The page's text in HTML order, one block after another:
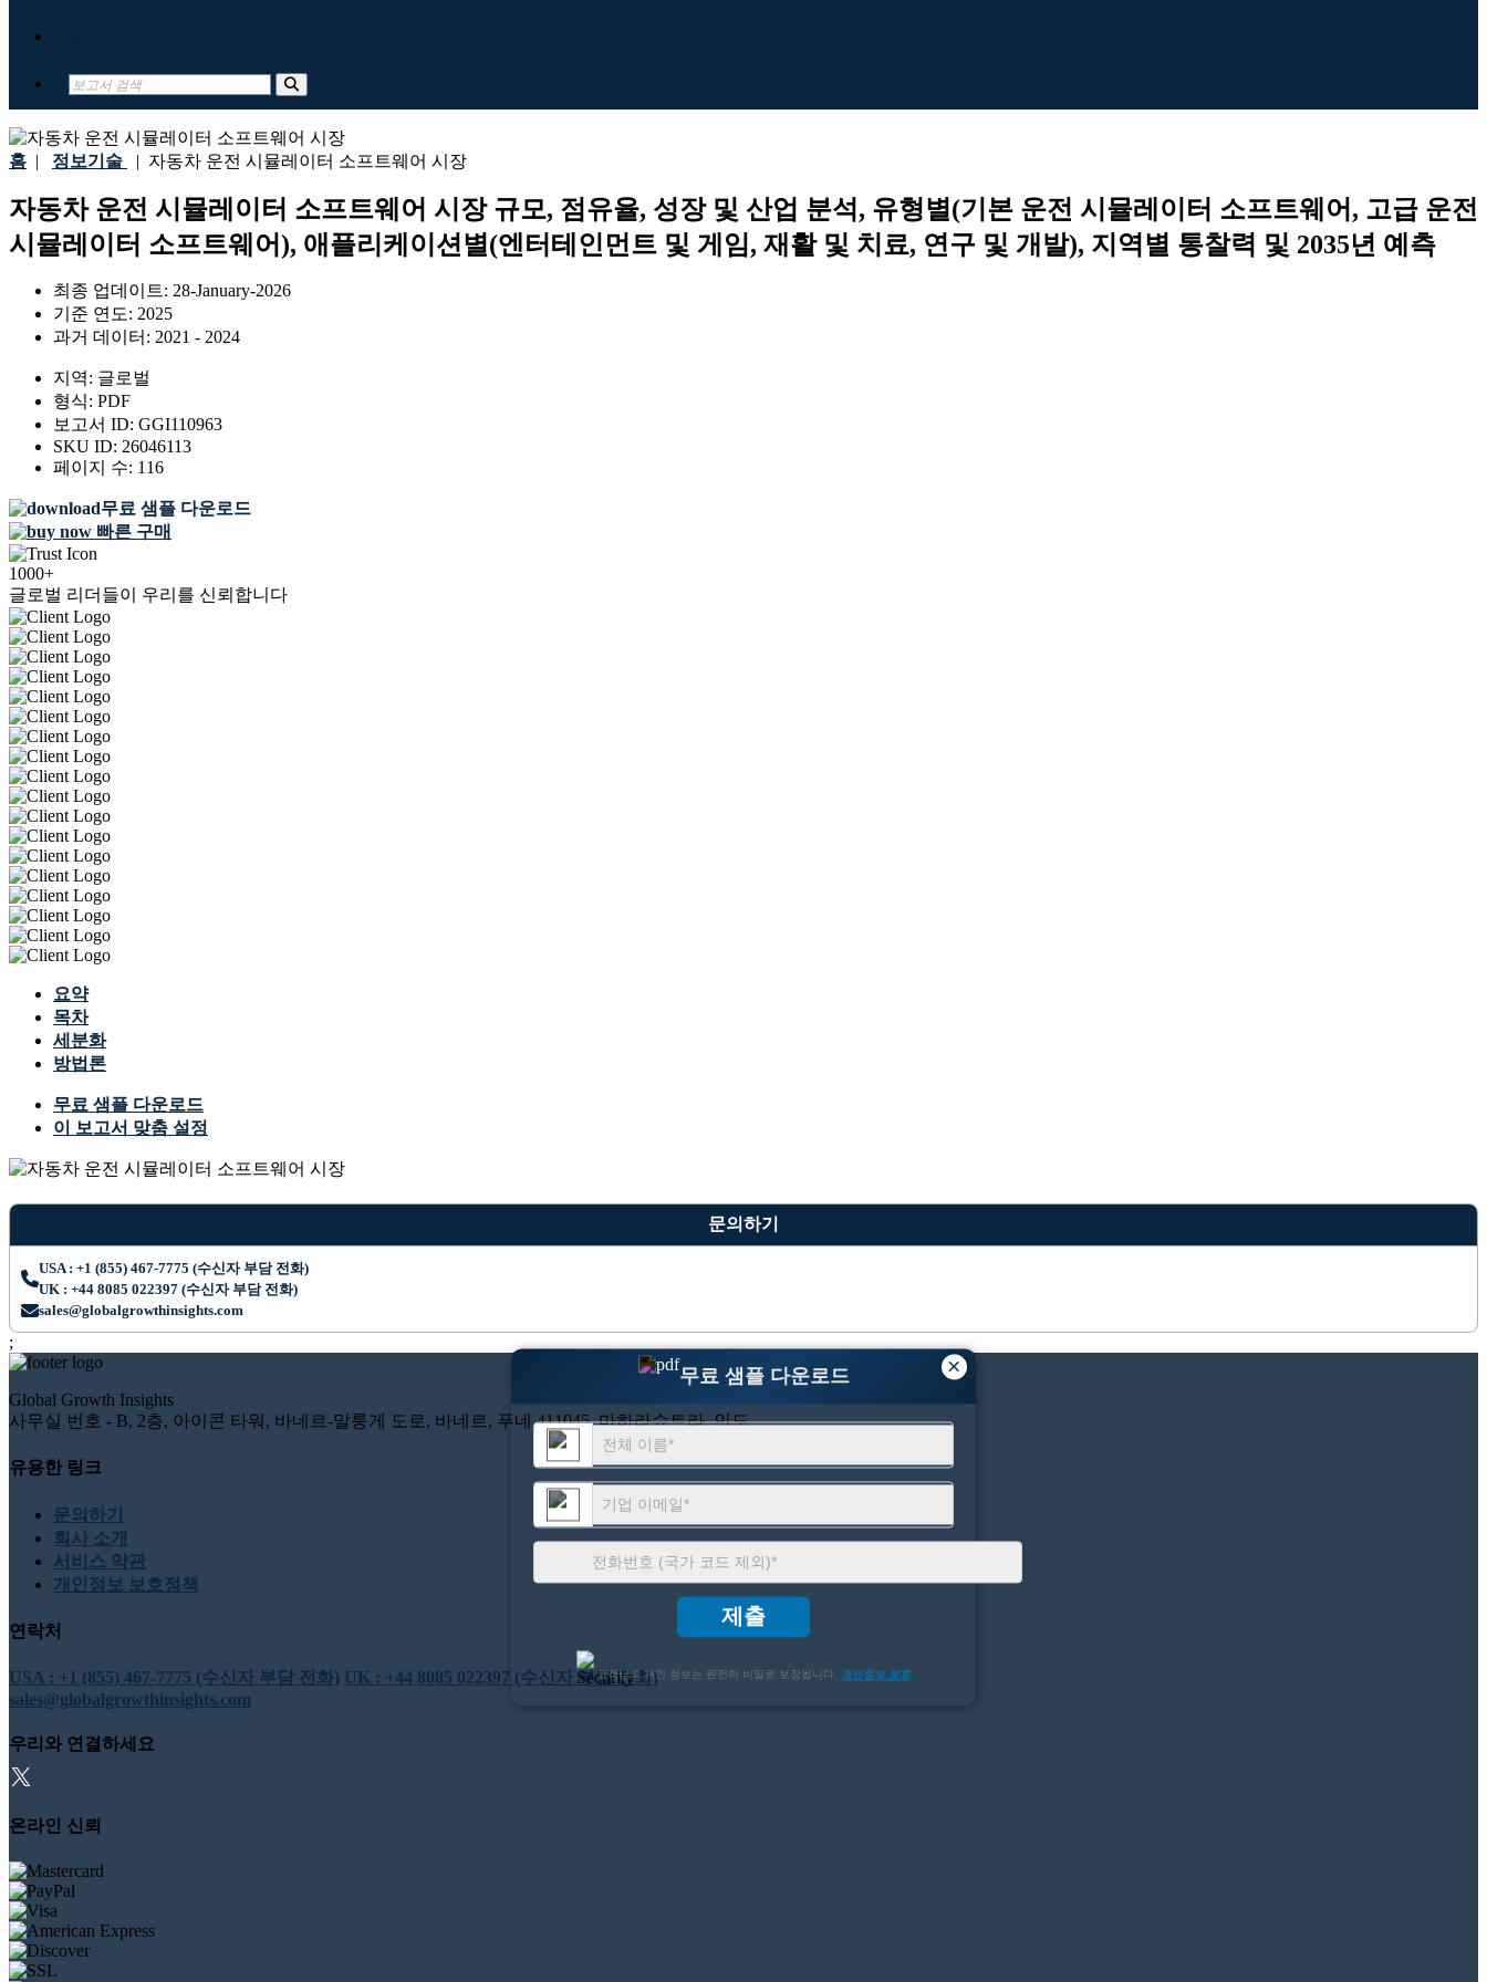
홈 | 정보기술 | 자동차 운전 시뮬레이터 소프트웨어 시장
자동차 운전 시뮬레이터 소프트웨어 시장 규모, 점유율, 성장 및 산업 분석, 유형별(기본 운전 시뮬레이터 소프트웨어, 고급 운전
시뮬레이터 소프트웨어), 애플리케이션별(엔터테인먼트 및 게임, 재활 및 치료, 연구 및 개발), 지역별 통찰력 및 2035년 예측
최종 업데이트: 28-January-2026
기준 연도: 2025
과거 데이터: 2021 - 2024
지역: 글로벌
형식: PDF
보고서 ID: GGI110963
SKU ID: 26046113
페이지 수: 116
무료 샘플 다운로드
빠른 구매
1000+
글로벌 리더들이 우리를 신뢰합니다
×
무료 샘플 다운로드
제출
고객님의 개인 정보는 완전히 비밀로 보장됩니다. 개인정보 보호
요약
목차
세분화
방법론
무료 샘플 다운로드
이 보고서 맞춤 설정
문의하기
USA : +1 (855) 467-7775 (수신자 부담 전화)
UK : +44 8085 022397 (수신자 부담 전화)
sales@globalgrowthinsights.com
;
Global Growth Insights
사무실 번호 - B, 2층, 아이콘 타워, 바네르-말룽게 도로, 바네르, 푸네 411045, 마하라슈트라, 인도.
유용한 링크
문의하기
회사 소개
서비스 약관
개인정보 보호정책
연락처
USA : +1 (855) 467-7775 (수신자 부담 전화) UK : +44 8085 022397 (수신자 부담 전화)
sales@globalgrowthinsights.com
우리와 연결하세요
온라인 신뢰